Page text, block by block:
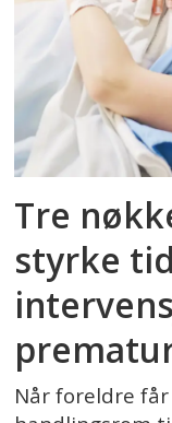
Tre
styrke
Når foreldre